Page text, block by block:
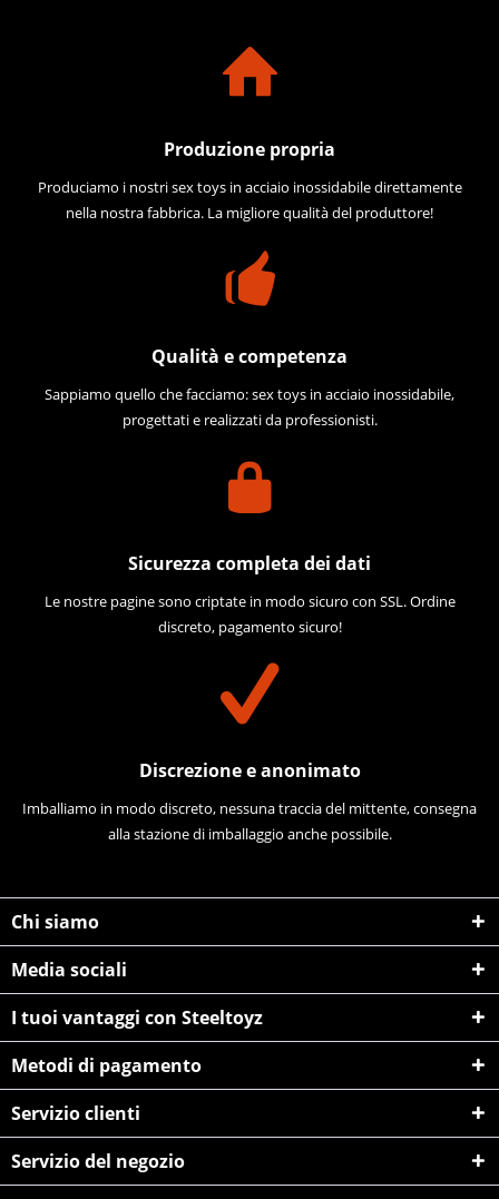
Produzione propria
Produciamo i nostri sex toys in acciaio inossidabile direttamente
nella nostra fabbrica. La migliore qualità del produttore!
Qualità e competenza
Sappiamo quello che facciamo: sex toys in acciaio inossidabile,
progettati e realizzati da professionisti.
Sicurezza completa dei dati
Le nostre pagine sono criptate in modo sicuro con SSL. Ordine
discreto, pagamento sicuro!
Discrezione e anonimato
Imballiamo in modo discreto, nessuna traccia del mittente, consegna
alla stazione di imballaggio anche possibile.
Chi siamo
Media sociali
I tuoi vantaggi con Steeltoyz
Metodi di pagamento
Servizio clienti
Servizio del negozio